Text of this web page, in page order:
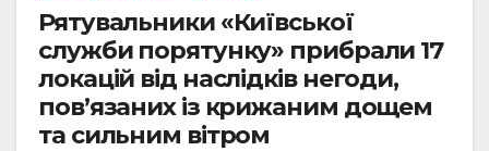
Рятувальники «Київської
служби порятунку» прибрали 17
локацій від наслідків негоди,
пов’язаних із крижаним дощем
та сильним вітром